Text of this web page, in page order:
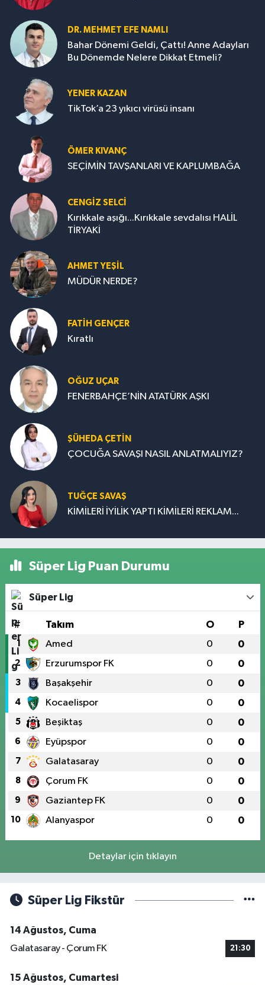
DR. MEHMET EFE NAMLI
Bahar Dönemi Geldi, Çattı! Anne Adayları
Bu Dönemde Nelere Dikkat Etmeli?
YENER KAZAN
TikTok’a 23 yıkıcı virüsü insanı
ÖMER KIVANÇ
SEÇİMİN TAVŞANLARI VE KAPLUMBAĞA
CENGİZ SELCİ
Kırıkkale aşığı...Kırıkkale sevdalısı HALİL
TİRYAKİ
AHMET YEŞİL
MÜDÜR NERDE?
FATIH GENÇER
Kıratlı
OĞUZ UÇAR
FENERBAHÇE’NİN ATATÜRK AŞKI
ŞÜHEDA ÇETİN
ÇOCUĞA SAVAŞI NASIL ANLATMALIYIZ?
TUĞÇE SAVAŞ
KİMİLERİ İYİLİK YAPTI KİMİLERİ REKLAM...
Süper Lig Puan Durumu
Süper Lig
# Takım O P
1 Amed 0 0
2 Erzurumspor FK 0 0
3 Başakşehir 0 0
4 Kocaelispor 0 0
5 Beşiktaş 0 0
6 Eyüpspor 0 0
7 Galatasaray 0 0
8 Çorum FK 0 0
9 Gaziantep FK 0 0
10 Alanyaspor 0 0
Detaylar için tıklayın
Süper Lig Fikstür
14 Ağustos, Cuma
Galatasaray - Çorum FK
21:30
15 Ağustos, Cumartesi